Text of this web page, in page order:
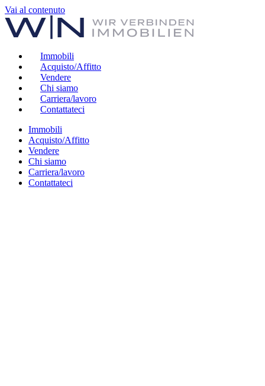
Vai al contenuto
Immobili
Acquisto/Affitto
Vendere
Chi siamo
Carriera/lavoro
Contattateci
Immobili
Acquisto/Affitto
Vendere
Chi siamo
Carriera/lavoro
Contattateci